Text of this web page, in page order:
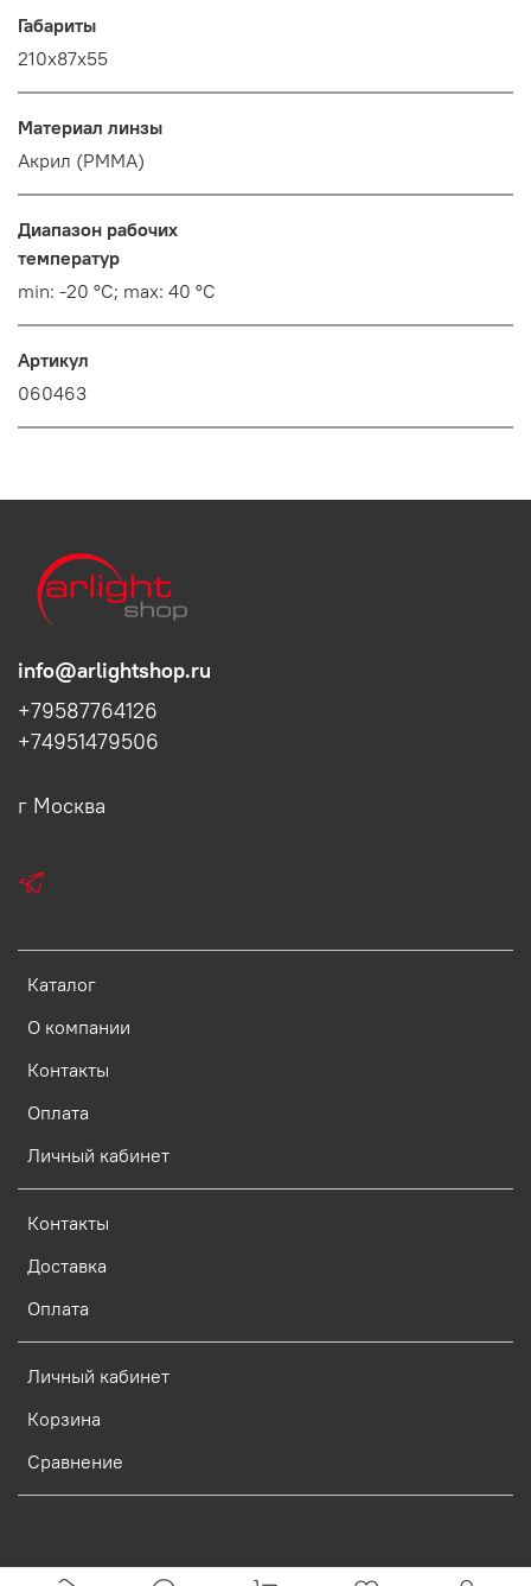
Габариты
210х87х55
Материал линзы
Акрил (PMMA)
Диапазон рабочих
температур
min: -20 °C; max: 40 °C
Артикул
060463
Каталог
О компании
Контакты
Оплата
Личный кабинет
Контакты
Доставка
Оплата
Личный кабинет
Корзина
Сравнение
info@arlightshop.ru
+79587764126
+74951479506
г Москва
Verification: d773dcf9c7c1c3e0